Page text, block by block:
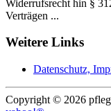
Widerrufsrecht hin §
Verträgen ...
Weitere Links
Datenschutz,
Copyright © 2026